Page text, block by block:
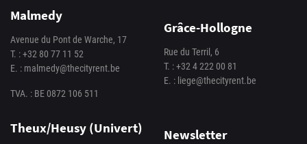
Malmedy
Avenue du Pont de Warche, 17
T. :+32 80 77 11 52
E. : malmedy@thecityrent.be
TVA. : BE 0872 106 511
Grâce-Hollogne
Rue du Terril, 6
T. :+32 4 222 00 81
E. : liege@thecityrent.be
Theux/Heusy (Univert) Newsletter